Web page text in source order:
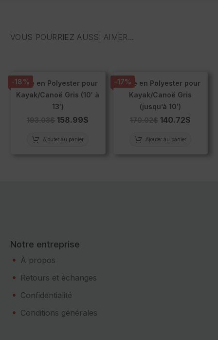
VOUS POURRIEZ AUSSI AIMER...
-18%
Toile en Polyester pour
Kayak/Canoë Gris (10′ à
13′)
158.99$
Ajouter au panier
-17%
Toile en Polyester pour
Kayak/Canoë Gris
(jusqu’à 10′)
140.72$
Ajouter au panier
Notre entreprise
À propos
Retours et échanges
Confidentialité
Conditions générales